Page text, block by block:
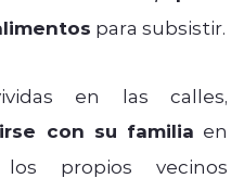
para subsistir.
en las calles,
con su familia en
propios vecinos